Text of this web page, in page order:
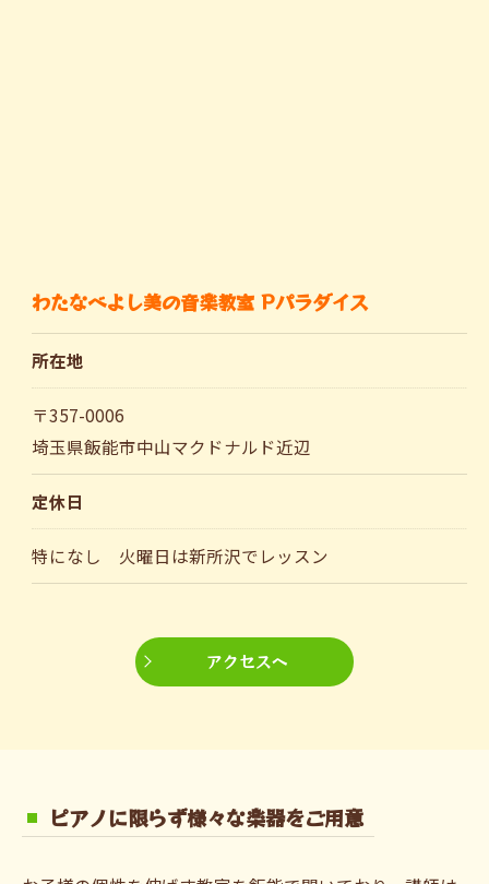
わたなべよし美の音楽教室 Pパラダイス
所在地
〒357-0006
埼玉県飯能市中山マクドナルド近辺
定休日
特になし 火曜日は新所沢でレッスン
アクセスへ
ピアノに限らず様々な楽器をご用意